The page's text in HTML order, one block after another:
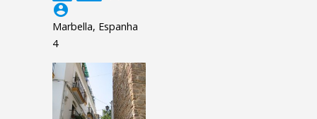
account_circle
Marbella, Espanha
4